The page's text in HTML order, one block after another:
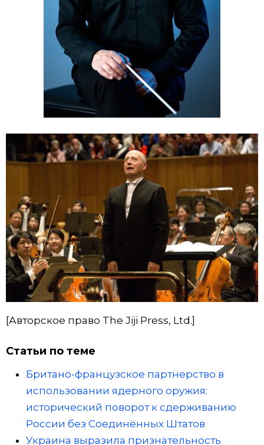
[Авторское право The Jiji Press, Ltd.]
Статьи по теме
Британо-французское партнерство в
использовании ядерного оружия:
исторический поворот к сдерживанию
России без Соединённых Штатов
Украина выразила признательность